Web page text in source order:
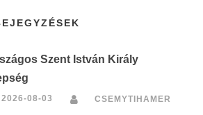
Szent István Király
2026-08-03 CSEMYTIHAMER